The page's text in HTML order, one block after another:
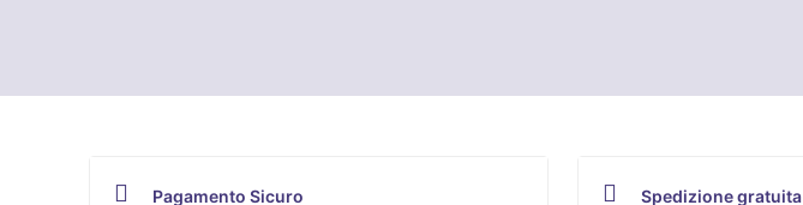
Pagamento Sicuro Spedizione gratuita